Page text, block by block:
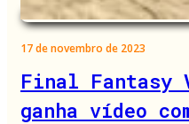
17 de novembro de 2023
Final Fantasy
ganha vídeo